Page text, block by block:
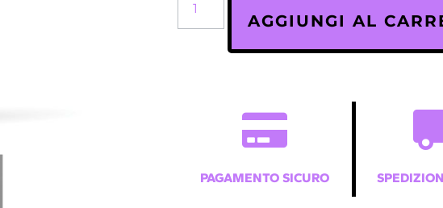
AGGIUNGI AL
PAGAMENTO SICURO